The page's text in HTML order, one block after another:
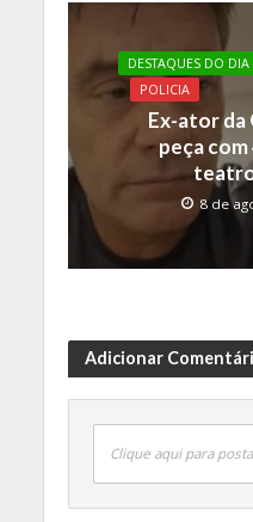
DESTAQUES DO DIA
POLICIA
Ex-ator da
peça com
8 de
Adicionar
Clique aqui para